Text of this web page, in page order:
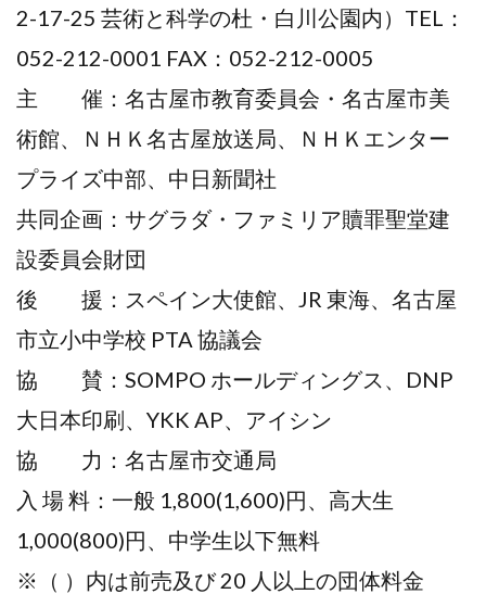
2-17-25 芸術と科学の杜・白川公園内）TEL：
052-212-0001 FAX：052-212-0005
主 催：名古屋市教育委員会・名古屋市美
術館、ＮＨＫ名古屋放送局、ＮＨＫエンター
プライズ中部、中日新聞社
共同企画：サグラダ・ファミリア贖罪聖堂建
設委員会財団
後 援：スペイン大使館、JR 東海、名古屋
市立小中学校 PTA 協議会
協 賛：SOMPO ホールディングス、DNP
大日本印刷、YKK AP、アイシン
協 力：名古屋市交通局
入 場 料：一般 1,800(1,600)円、高大生
1,000(800)円、中学生以下無料
※（ ）内は前売及び 20 人以上の団体料金